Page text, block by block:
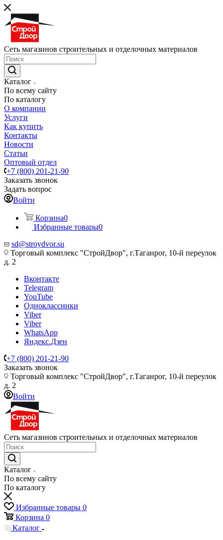
Сеть магазинов строительных и отделочных материалов
Каталог
По всему сайту
По каталогу
О компании
Услуги
Как купить
Контакты
Новости
Статьи
Оптовый отдел
+7 (800) 201-21-90
Заказать звонок
Задать вопрос
Войти
Корзина0
Избранные товары0
sd@stroydvor.su
Торговый комплекс "СтройДвор", г.Таганрог, 10-й переулок
д. 2
Вконтакте
Telegram
YouTube
Одноклассники
Viber
Viber
WhatsApp
Яндекс.Дзен
+7 (800) 201-21-90
Заказать звонок
Торговый комплекс "СтройДвор", г.Таганрог, 10-й переулок
д. 2
Войти
Сеть магазинов строительных и отделочных материалов
Каталог
По всему сайту
По каталогу
Избранные товары 0
Корзина 0
Каталог